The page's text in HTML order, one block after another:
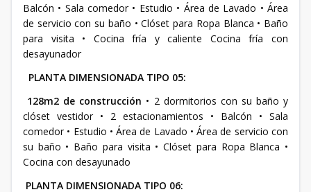
Balcón • Sala comedor • Estudio • Área de Lavado • Área
de servicio con su baño • Clóset para Ropa Blanca • Baño
para visita • Cocina fría y caliente Cocina fría con
desayunador
PLANTA DIMENSIONADA TIPO 05:
128m2 de construcción • 2 dormitorios con su baño y
clóset vestidor • 2 estacionamientos • Balcón • Sala
comedor • Estudio • Área de Lavado • Área de servicio con
su baño • Baño para visita • Clóset para Ropa Blanca •
Cocina con desayunado
PLANTA DIMENSIONADA TIPO 06: